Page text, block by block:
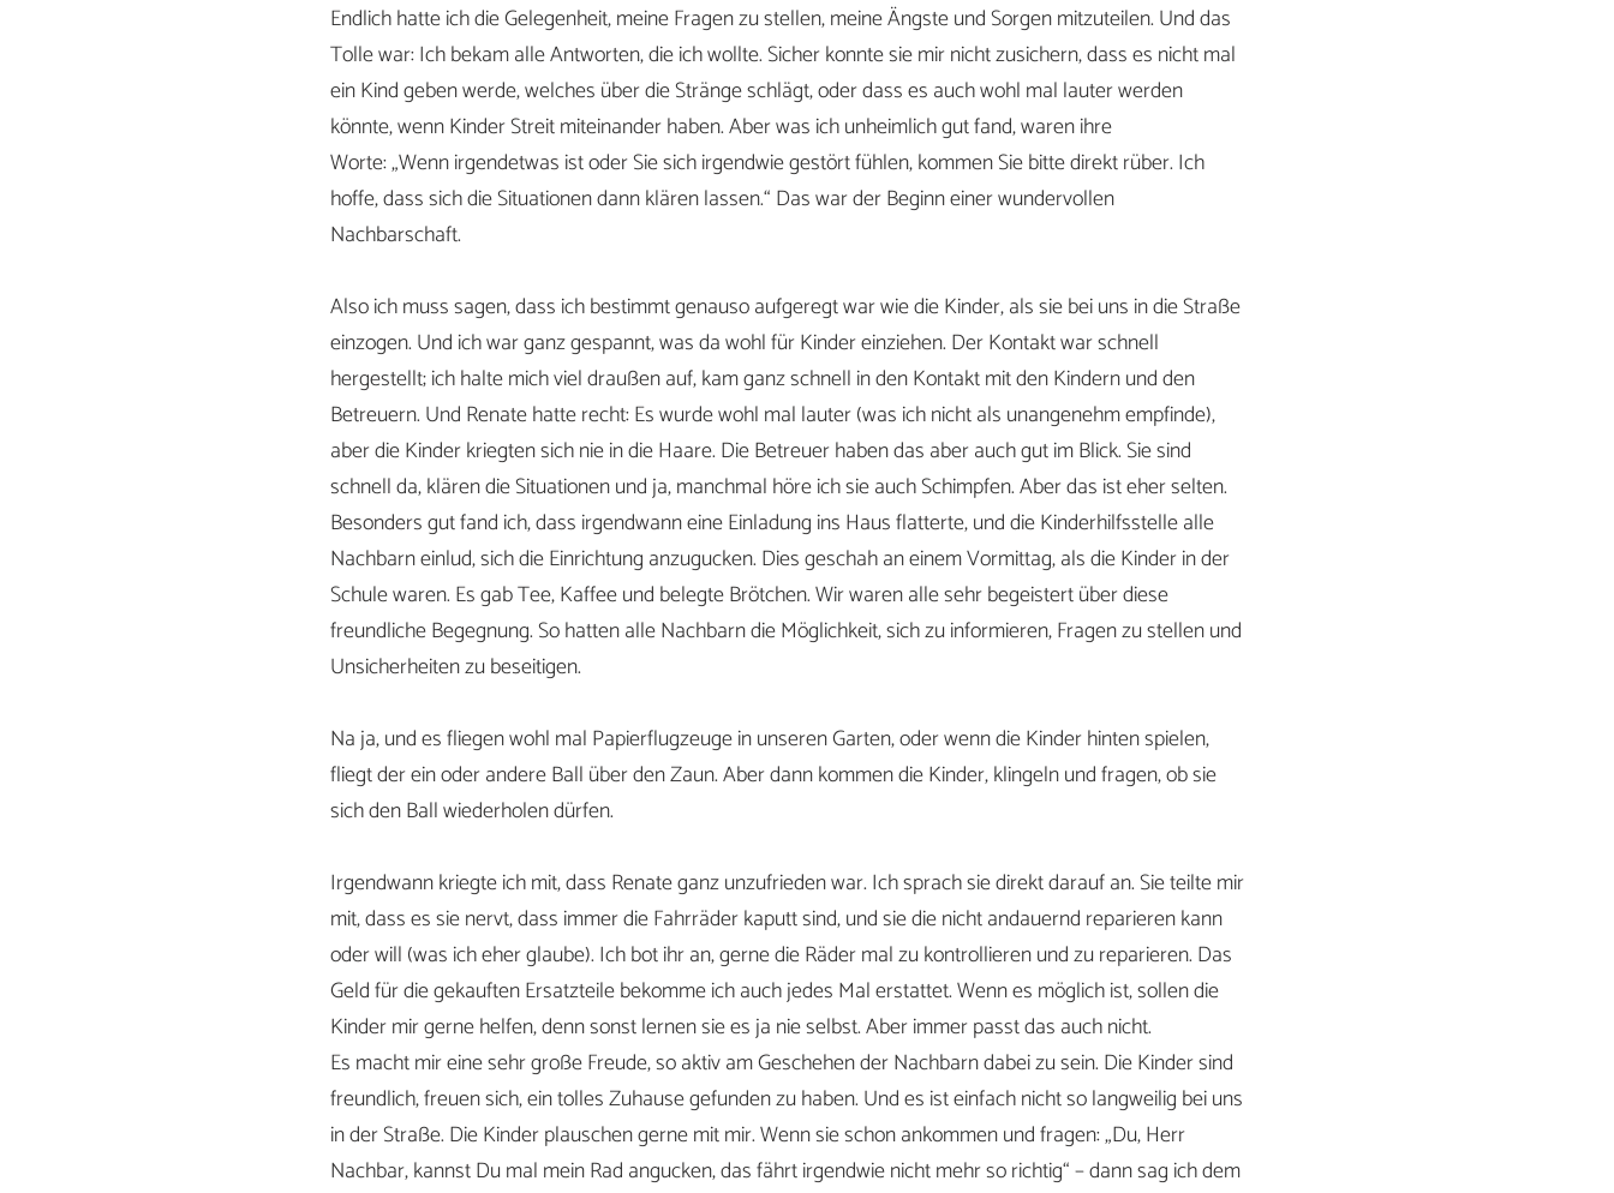
Endlich hatte ich die Gelegenheit, meine Fragen zu stellen, meine Ängste und Sorgen mitzuteilen. Und das
Tolle war: Ich bekam alle Antworten, die ich wollte. Sicher konnte sie mir nicht zusichern, dass es nicht mal
ein Kind geben werde, welches über die Stränge schlägt, oder dass es auch wohl mal lauter werden
könnte, wenn Kinder Streit miteinander haben. Aber was ich unheimlich gut fand, waren ihre
Worte: „Wenn irgendetwas ist oder Sie sich irgendwie gestört fühlen, kommen Sie bitte direkt rüber. Ich
hoffe, dass sich die Situationen dann klären lassen.“ Das war der Beginn einer wundervollen
Nachbarschaft.
Also ich muss sagen, dass ich bestimmt genauso aufgeregt war wie die Kinder, als sie bei uns in die Straße
einzogen. Und ich war ganz gespannt, was da wohl für Kinder einziehen. Der Kontakt war schnell
hergestellt; ich halte mich viel draußen auf, kam ganz schnell in den Kontakt mit den Kindern und den
Betreuern. Und Renate hatte recht: Es wurde wohl mal lauter (was ich nicht als unangenehm empfinde),
aber die Kinder kriegten sich nie in die Haare. Die Betreuer haben das aber auch gut im Blick. Sie sind
schnell da, klären die Situationen und ja, manchmal höre ich sie auch Schimpfen. Aber das ist eher selten.
Besonders gut fand ich, dass irgendwann eine Einladung ins Haus flatterte, und die Kinderhilfsstelle alle
Nachbarn einlud, sich die Einrichtung anzugucken. Dies geschah an einem Vormittag, als die Kinder in der
Schule waren. Es gab Tee, Kaffee und belegte Brötchen. Wir waren alle sehr begeistert über diese
freundliche Begegnung. So hatten alle Nachbarn die Möglichkeit, sich zu informieren, Fragen zu stellen und
Unsicherheiten zu beseitigen.
Na ja, und es fliegen wohl mal Papierflugzeuge in unseren Garten, oder wenn die Kinder hinten spielen,
fliegt der ein oder andere Ball über den Zaun. Aber dann kommen die Kinder, klingeln und fragen, ob sie
sich den Ball wiederholen dürfen.
Irgendwann kriegte ich mit, dass Renate ganz unzufrieden war. Ich sprach sie direkt darauf an. Sie teilte mir
mit, dass es sie nervt, dass immer die Fahrräder kaputt sind, und sie die nicht andauernd reparieren kann
oder will (was ich eher glaube). Ich bot ihr an, gerne die Räder mal zu kontrollieren und zu reparieren. Das
Geld für die gekauften Ersatzteile bekomme ich auch jedes Mal erstattet. Wenn es möglich ist, sollen die
Kinder mir gerne helfen, denn sonst lernen sie es ja nie selbst. Aber immer passt das auch nicht.
Es macht mir eine sehr große Freude, so aktiv am Geschehen der Nachbarn dabei zu sein. Die Kinder sind
freundlich, freuen sich, ein tolles Zuhause gefunden zu haben. Und es ist einfach nicht so langweilig bei uns
in der Straße. Die Kinder plauschen gerne mit mir. Wenn sie schon ankommen und fragen: „Du, Herr
Nachbar, kannst Du mal mein Rad angucken, das fährt irgendwie nicht mehr so richtig“ – dann sag ich dem